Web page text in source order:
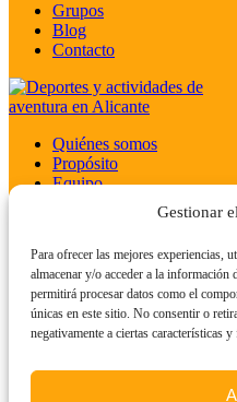
Gestionar
Para ofrecer las mejores experiencias,
almacenar y/o acceder a la
permitirá procesar datos como el
únicas en este sitio. No consentir o
negativamente a ciertas características
Grupos
Blog
Contacto
Quiénes somos
Propósito
Equipo
Colaboradores y Afiliados
Aviso Legal|Política de Cookies
Privacidad|Política de
Generales